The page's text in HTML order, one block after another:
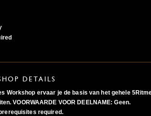
DETAILS
Workshop ervaar je de basis van het gehele
VOORWAARDE VOOR DEELNAME: Geen.
required.